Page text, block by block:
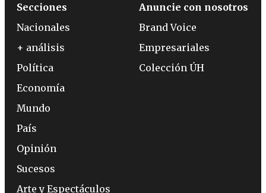
Secciones
Nacionales
+ análisis
Política
Economía
Mundo
País
Opinión
Sucesos
Arte y Espectáculos
Anuncie con nosotros
Brand Voice
Empresariales
Colección ÚH